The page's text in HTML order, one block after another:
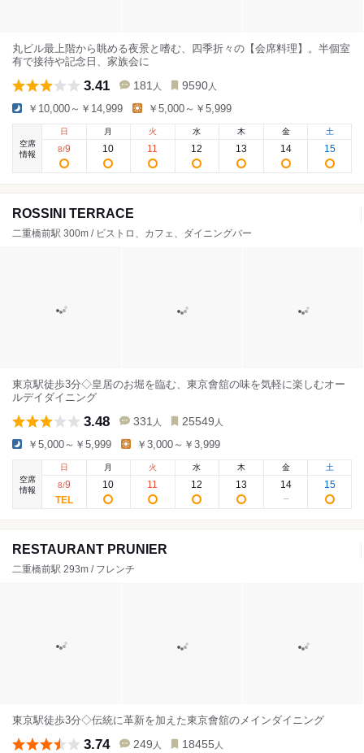
丸ビル最上階から眺める夜景と嗜む、四季折々の【会席料理】。半個室
有で接待や記念日、家族会に
3.41 181 人 9590 人
￥10,000～￥14,999 ￥5,000～￥5,999
空席
情報
日
8/9
月
10
火
11
水
12
木
13
金
14
土
15
ROSSINI TERRACE
二重橋前駅 300m / ビストロ、カフェ、ダイニングバー
東京駅徒歩3分◇皇居のお堀を臨む、東京會舘の味を気軽に楽しむオー
ルデイダイニング
3.48 331 人 25549 人
￥5,000～￥5,999 ￥3,000～￥3,999
空席
情報
日
8/9
月
10
火
11
水
12
木
13
金
14
土
15
RESTAURANT PRUNIER
二重橋前駅 293m / フレンチ
東京駅徒歩3分◇伝統に革新を加えた東京會舘のメインダイニング
3.74 249 人 18455 人